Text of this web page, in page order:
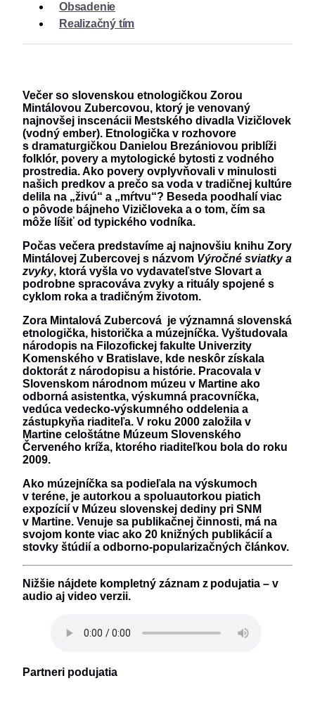
Obsadenie
Realizačný tím
Večer so slovenskou etnologičkou Zorou
Mintálovou Zubercovou, ktorý je venovaný
najnovšej inscenácii Mestského divadla Vizičlovek
(vodný ember). Etnologička v rozhovore
s dramaturgičkou Danielou Brezániovou priblíži
folklór, povery a mytologické bytosti z vodného
prostredia. Ako povery ovplyvňovali v minulosti
našich predkov a prečo sa voda v tradičnej kultúre
delila na „živú“ a „mŕtvu“? Beseda poodhalí viac
o pôvode bájneho Vizičloveka a o tom, čím sa
môže líšiť od typického vodníka.
Počas večera predstavíme aj najnovšiu knihu Zory
Mintálovej Zubercovej s názvom Výročné sviatky a
zvyky, ktorá vyšla vo vydavateľstve Slovart a
podrobne spracováva zvyky a rituály spojené s
cyklom roka a tradičným životom.
Zora Mintalová Zubercová je významná slovenská
etnologička, historička a múzejníčka. Vyštudovala
národopis na Filozofickej fakulte Univerzity
Komenského v Bratislave, kde neskôr získala
doktorát z národopisu a histórie. Pracovala v
Slovenskom národnom múzeu v Martine ako
odborná asistentka, výskumná pracovníčka,
vedúca vedecko-výskumného oddelenia a
zástupkyňa riaditeľa. V roku 2000 založila v
Martine celoštátne Múzeum Slovenského
Červeného kríža, ktorého riaditeľkou bola do roku
2009.
Ako múzejníčka sa podieľala na výskumoch
v teréne, je autorkou a spoluautorkou piatich
expozícií v Múzeu slovenskej dediny pri SNM
v Martine. Venuje sa publikačnej činnosti, má na
svojom konte viac ako 20 knižných publikácií a
stovky štúdií a odborno-popularizačných článkov.
Nižšie nájdete kompletný záznam z podujatia – v
audio aj video verzii.
Partneri podujatia